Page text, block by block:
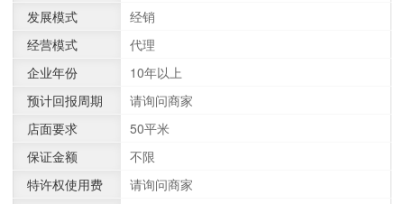
发展模式
经销
经营模式
代理
企业年份
10年以上
预计回报周期
请询问商家
店面要求
50平米
保证金额
不限
特许权使用费
请询问商家